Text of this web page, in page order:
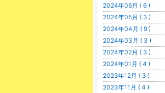
2024年06月 ( 6 )
2024年05月 ( 3 )
2024年04月 ( 9 )
2024年03月 ( 3 )
2024年02月 ( 3 )
2024年01月 ( 4 )
2023年12月 ( 3 )
2023年11月 ( 4 )